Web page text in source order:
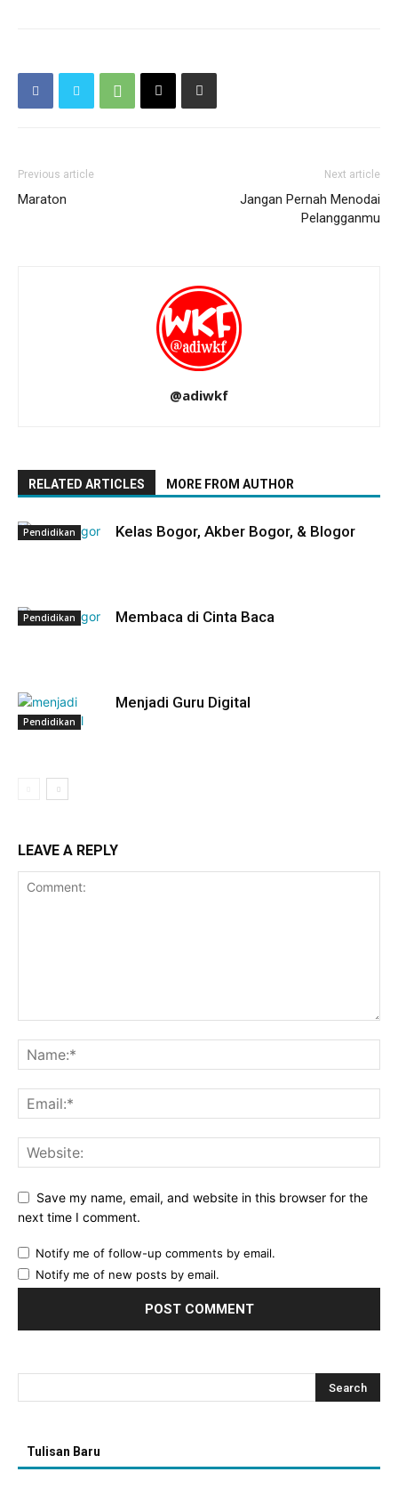
Previous article
Maraton
Next article
Jangan Pernah Menodai
Pelangganmu
@adiwkf
RELATED ARTICLES MORE FROM AUTHOR
Pendidikan Kelas Bogor, Akber Bogor, & Blogor
Pendidikan Membaca di Cinta Baca
Pendidikan
Menjadi Guru Digital
LEAVE A REPLY
Save my name, email, and website in this browser for the
next time I comment.
Notify me of follow-up comments by email.
Notify me of new posts by email.
Tulisan Baru